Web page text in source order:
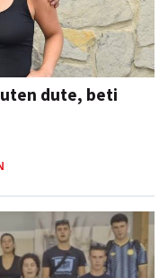
dute, beti